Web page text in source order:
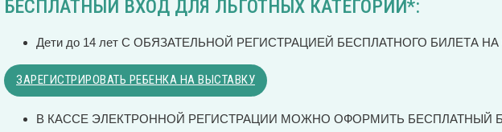
БЕСПЛАТНЫЙ ВХОД ДЛЯ ЛЬГОТНЫХ КАТЕГОРИЙ*:
Дети до 14 лет С ОБЯЗАТЕЛЬНОЙ РЕГИСТРАЦИЕЙ БЕСПЛАТНОГО БИЛЕТА
ЗАРЕГИСТРИРОВАТЬ РЕБЕНКА НА ВЫСТАВКУ
В КАССЕ ЭЛЕКТРОННОЙ РЕГИСТРАЦИИ МОЖНО ОФОРМИТЬ БЕСПЛАТНЫЙ